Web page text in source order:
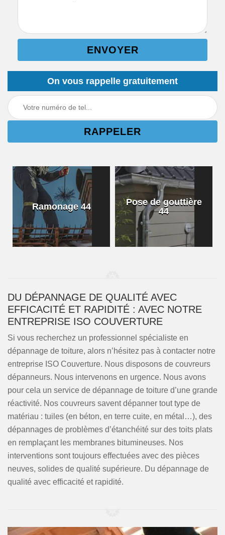
On vous rappelle gratuitement
Ramonage 44
Pose de gouttière
44
DU DÉPANNAGE DE QUALITÉ AVEC
EFFICACITÉ ET RAPIDITÉ : AVEC NOTRE
ENTREPRISE ISO COUVERTURE
Si vous recherchez un professionnel spécialiste en
dépannage de toiture, alors n’hésitez pas à contacter notre
entreprise ISO Couverture. Nous disposons de couvreurs
dépanneurs. Nous intervenons en urgence. Nous avons
pour cela un service de dépannage de toiture d’une grande
réactivité. Nos couvreurs savent dépanner tout type de
matériau : tuiles (en béton, en terre cuite, en métal…), des
dépannages de problèmes d’étanchéité sur des toits plats
en remplaçant les membranes bitumineuses. Nos
interventions sont toujours effectuées avec des pièces
neuves, solides de qualité supérieure. Du dépannage de
qualité avec efficacité et rapidité.